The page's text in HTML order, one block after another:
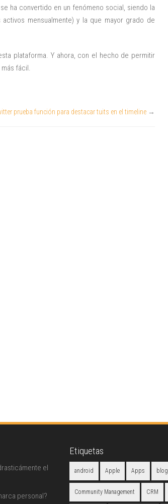
ha convertido en un fenómeno social, siendo la
mensualmente) y la que mayor grado de
plataforma. Y ahora, con el hecho de permitir
fácil.
prueba función para destacar tuits en el timeline →
el
personal?
Etiquetas
android Apple Apps blog
Community Management CRM